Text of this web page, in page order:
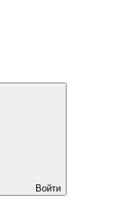
Войти